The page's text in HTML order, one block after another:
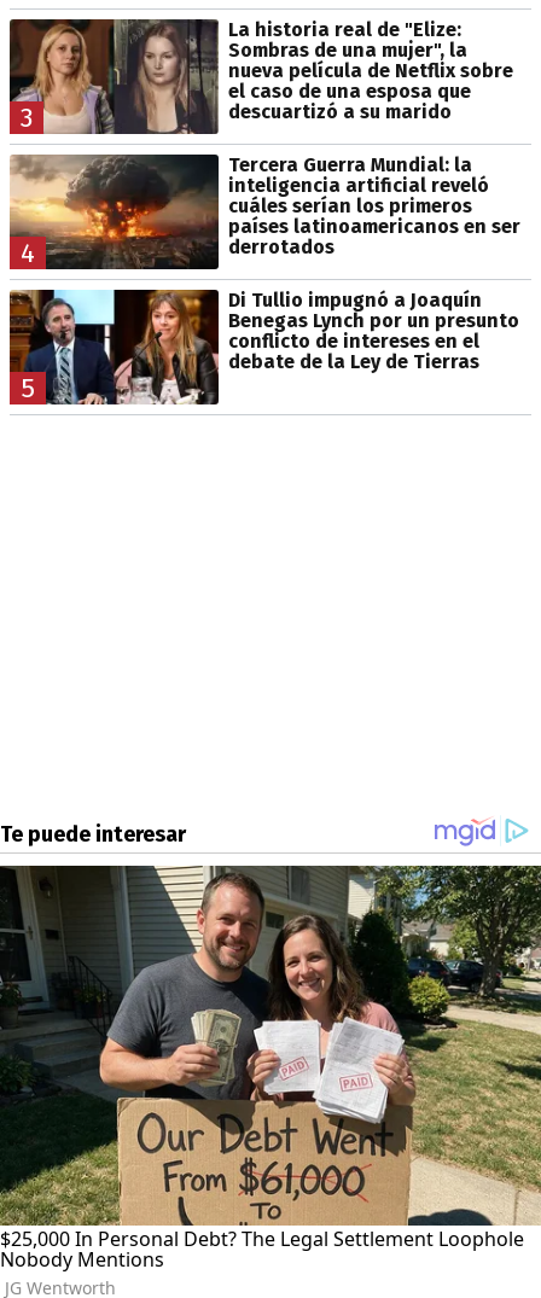
3
La historia real de "Elize:
Sombras de una mujer", la
nueva película de Netflix sobre
el caso de una esposa que
descuartizó a su marido
4
Tercera Guerra Mundial: la
inteligencia artificial reveló
cuáles serían los primeros
países latinoamericanos en ser
derrotados
5
Di Tullio impugnó a Joaquín
Benegas Lynch por un presunto
conflicto de intereses en el
debate de la Ley de Tierras